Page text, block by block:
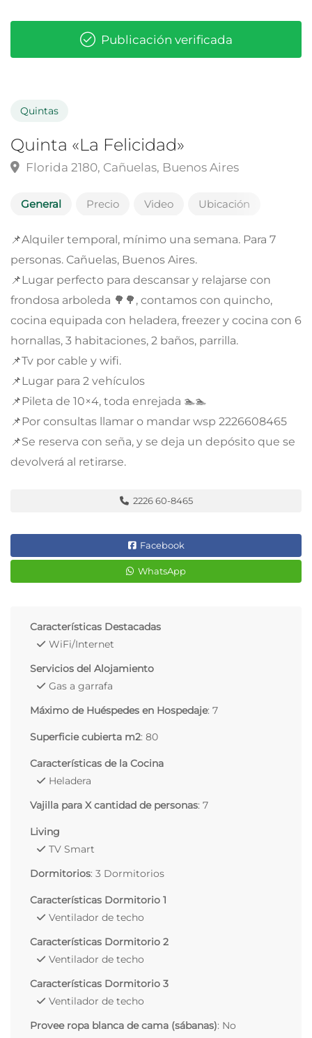
Publicación verificada
Quintas
Quinta «La Felicidad»
Florida 2180, Cañuelas, Buenos Aires
General Precio Video Ubicación
📌Alquiler temporal, mínimo una semana. Para 7
personas. Cañuelas, Buenos Aires.
📌Lugar perfecto para descansar y relajarse con
frondosa arboleda 🌳🌳, contamos con quincho,
cocina equipada con heladera, freezer y cocina con 6
hornallas, 3 habitaciones, 2 baños, parrilla.
📌Tv por cable y wifi.
📌Lugar para 2 vehículos
📌Pileta de 10×4, toda enrejada 🏊🏊
📌Por consultas llamar o mandar wsp 2226608465
📌Se reserva con seña, y se deja un depósito que se
devolverá al retirarse.
2226 60-8465
Facebook
WhatsApp
Características Destacadas
WiFi/Internet
Servicios del Alojamiento
Gas a garrafa
Máximo de Huéspedes en Hospedaje: 7
Superficie cubierta m2: 80
Características de la Cocina
Heladera
Vajilla para X cantidad de personas: 7
Living
TV Smart
Dormitorios: 3 Dormitorios
Características Dormitorio 1
Ventilador de techo
Características Dormitorio 2
Ventilador de techo
Características Dormitorio 3
Ventilador de techo
Provee ropa blanca de cama (sábanas): No